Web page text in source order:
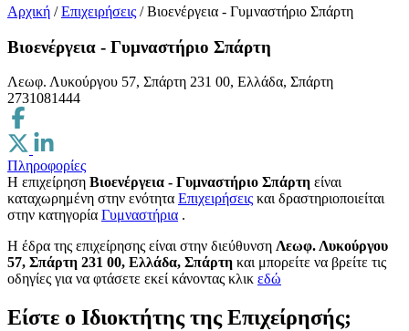
Αρχική / Επιχειρήσεις / Βιοενέργεια - Γυμναστήριο Σπάρτη
Βιοενέργεια - Γυμναστήριο Σπάρτη
Λεωφ. Λυκούργου 57, Σπάρτη 231 00, Ελλάδα, Σπάρτη
2731081444
Πληροφορίες
Η επιχείρηση Βιοενέργεια - Γυμναστήριο Σπάρτη είναι
καταχωρημένη στην ενότητα Επιχειρήσεις και δραστηριοποιείται
στην κατηγορία Γυμναστήρια .
H έδρα της επιχείρησης είναι στην διεύθυνση Λεωφ. Λυκούργου
57, Σπάρτη 231 00, Ελλάδα, Σπάρτη και μπορείτε να βρείτε τις
οδηγίες για να φτάσετε εκεί κάνοντας κλικ εδώ
Είστε ο Ιδιοκτήτης της Επιχείρησής;